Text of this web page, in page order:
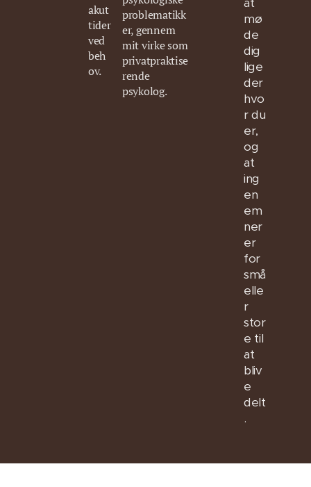
akut
tider
ved
beh
ov.
problematikk
er, gennem
mit virke som
privatpraktise
rende
psykolog.
mø
de
dig
lige
der
hvo
r du
er,
og
at
ing
en
em
ner
er
for
små
elle
r
stor
e til
at
bliv
e
delt
.